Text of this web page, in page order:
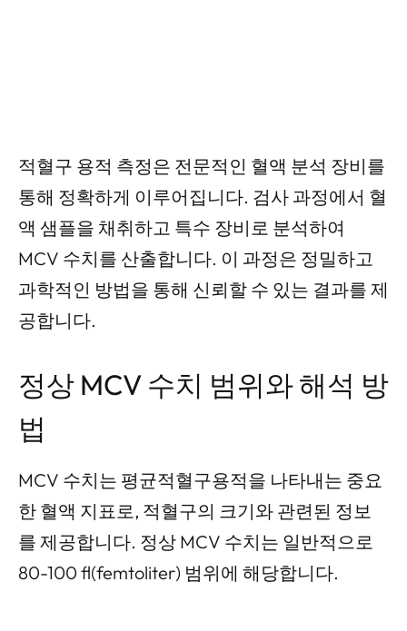
적혈구 용적 측정은 전문적인 혈액 분석 장비를
통해 정확하게 이루어집니다. 검사 과정에서 혈
액 샘플을 채취하고 특수 장비로 분석하여
MCV 수치를 산출합니다. 이 과정은 정밀하고
과학적인 방법을 통해 신뢰할 수 있는 결과를 제
공합니다.
정상 MCV 수치 범위와 해석 방
법
MCV 수치는 평균적혈구용적을 나타내는 중요
한 혈액 지표로, 적혈구의 크기와 관련된 정보
를 제공합니다. 정상 MCV 수치는 일반적으로
80-100 fl(femtoliter) 범위에 해당합니다.